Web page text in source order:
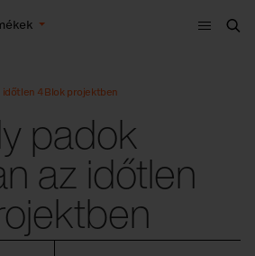
Menü
időtlen 4Blok projektben
padok
az időtlen